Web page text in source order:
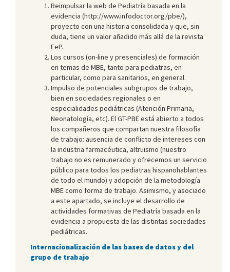
Reimpulsar la web de Pediatría basada en la
evidencia (http://www.infodoctor.org/pbe/),
proyecto con una historia consolidada y que, sin
duda, tiene un valor añadido más allá de la revista
EeP.
Los cursos (on-line y presenciales) de formación
en temas de MBE, tanto para pediatras, en
particular, como para sanitarios, en general.
Impulso de potenciales subgrupos de trabajo,
bien en sociedades regionales o en
especialidades pediátricas (Atención Primaria,
Neonatología, etc). El GT-PBE está abierto a todos
los compañeros que compartan nuestra filosofía
de trabajo: ausencia de conflicto de intereses con
la industria farmacéutica, altruismo (nuestro
trabajo no es remunerado y ofrecemos un servicio
público para todos los pediatras hispanohablantes
de todo el mundo) y adopción de la metodología
MBE como forma de trabajo. Asimismo, y asociado
a este apartado, se incluye el desarrollo de
actividades formativas de Pediatría basada en la
evidencia a propuesta de las distintas sociedades
pediátricas.
Internacionalización de las bases de datos y del
grupo de trabajo